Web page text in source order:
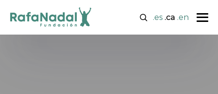
.es .ca .en